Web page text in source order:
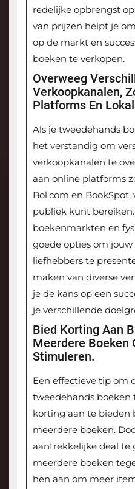
redelijke opbrengst
van prijzen helpt je
op de markt en
boeken te verkopen.
Overweeg
Verkoopkanalen,
Platforms En
Als je tweedehands
het verstandig om
verkoopkanalen te
aan online platforms
Bol.com en
publiek kunt
boekenmarkten en
goede opties om jouw
liefhebbers te
maken van diverse
je de kans op een
je verschillende
Bied Korting Aan
Meerdere Boeken
Stimuleren.
Een effectieve tip om
tweedehands boeken
korting aan te bieden
meerdere boeken.
aantrekkelijke deal te
meerdere boeken
hen aan om meer